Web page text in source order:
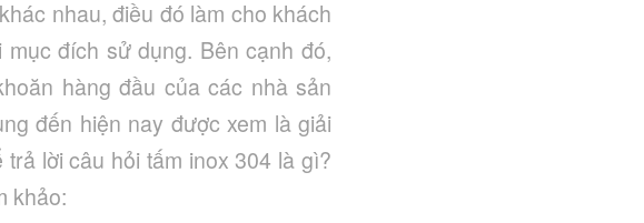
nhau, điều đó làm cho khách
đích sử dụng. Bên cạnh đó,
hàng đầu của các nhà sản
đến hiện nay được xem là giải
lời câu hỏi tấm inox 304 là gì?
khảo: